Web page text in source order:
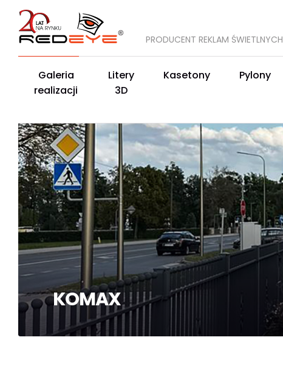
PRODUCENT REKLAM ŚWIETLNYCH
Galeria
realizacji
Litery
3D
Kasetony Pylony
KOMAX